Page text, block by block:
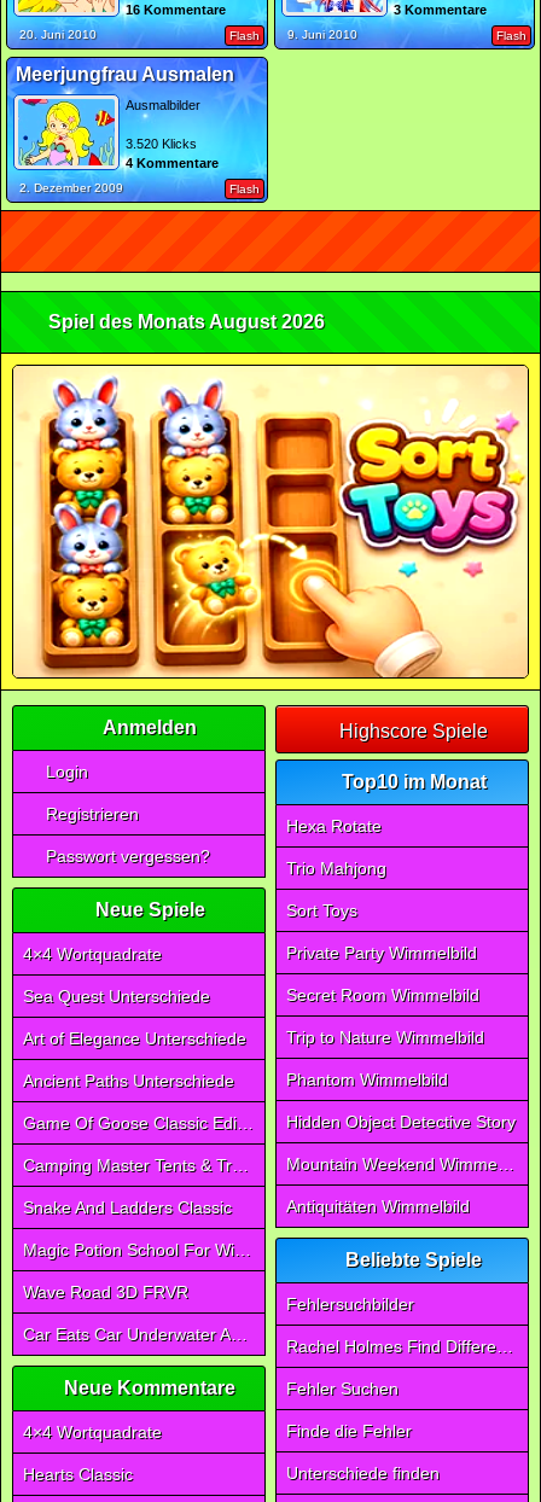
16 Kommentare
20. Juni 2010 Flash
3 Kommentare
9. Juni 2010 Flash
Meerjungfrau Ausmalen
Ausmalbilder
3.520 Klicks
4 Kommentare
2. Dezember 2009 Flash
Spiel des Monats August 2026
Anmelden
Login
Registrieren
Passwort vergessen?
Neue Spiele
4×4 Wortquadrate
Sea Quest Unterschiede
Art of Elegance Unterschiede
Ancient Paths Unterschiede
Game Of Goose Classic Edition
Camping Master Tents & Trees
Snake And Ladders Classic
Magic Potion School For Witch
Wave Road 3D FRVR
Car Eats Car Underwater Adventure FRVR
Neue Kommentare
4×4 Wortquadrate
Hearts Classic
Highscore Spiele
Top10 im Monat
Hexa Rotate
Trio Mahjong
Sort Toys
Private Party Wimmelbild
Secret Room Wimmelbild
Trip to Nature Wimmelbild
Phantom Wimmelbild
Hidden Object Detective Story
Mountain Weekend Wimmelbild
Antiquitäten Wimmelbild
Beliebte Spiele
Fehlersuchbilder
Rachel Holmes Find Differences
Fehler Suchen
Finde die Fehler
Unterschiede finden